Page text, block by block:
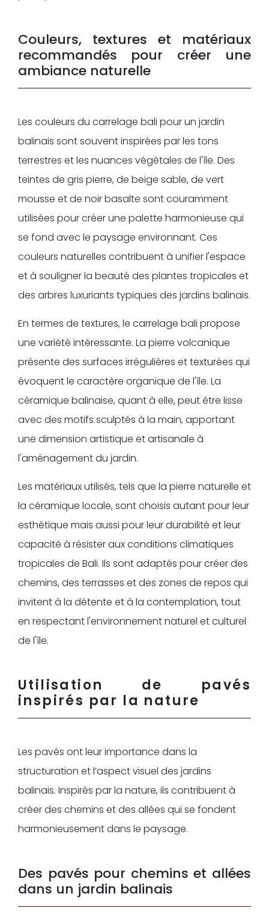
Couleurs, textures et matériaux
recommandés pour créer une
ambiance naturelle
Les couleurs du carrelage bali pour un jardin
balinais sont souvent inspirées par les tons
terrestres et les nuances végétales de l'île. Des
teintes de gris pierre, de beige sable, de vert
mousse et de noir basalte sont couramment
utilisées pour créer une palette harmonieuse qui
se fond avec le paysage environnant. Ces
couleurs naturelles contribuent à unifier l'espace
et à souligner la beauté des plantes tropicales et
des arbres luxuriants typiques des jardins balinais.
En termes de textures, le carrelage bali propose
une variété intéressante. La pierre volcanique
présente des surfaces irrégulières et texturées qui
évoquent le caractère organique de l'île. La
céramique balinaise, quant à elle, peut être lisse
avec des motifs sculptés à la main, apportant
une dimension artistique et artisanale à
l'aménagement du jardin.
Les matériaux utilisés, tels que la pierre naturelle et
la céramique locale, sont choisis autant pour leur
esthétique mais aussi pour leur durabilité et leur
capacité à résister aux conditions climatiques
tropicales de Bali. Ils sont adaptés pour créer des
chemins, des terrasses et des zones de repos qui
invitent à la détente et à la contemplation, tout
en respectant l'environnement naturel et culturel
de l'île.
Utilisation de pavés
inspirés par la nature
Les pavés ont leur importance dans la
structuration et l’aspect visuel des jardins
balinais. Inspirés par la nature, ils contribuent à
créer des chemins et des allées qui se fondent
harmonieusement dans le paysage.
Des pavés pour chemins et allées
dans un jardin balinais